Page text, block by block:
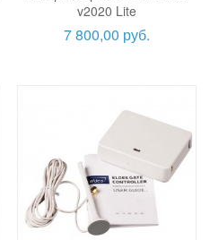
v2020 Lite
7 800,00 руб.